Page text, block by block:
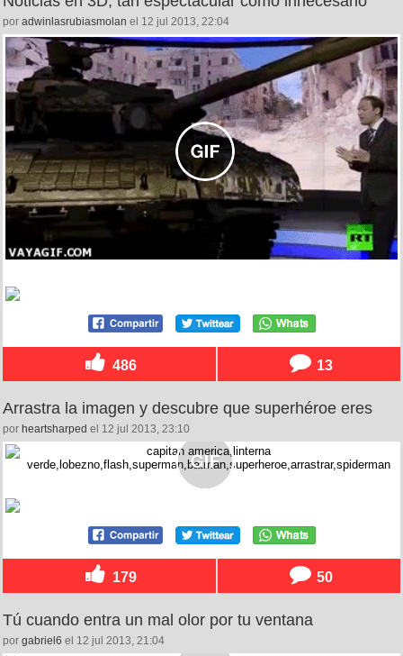
por adwinlasrubiasmolan el 12 jul 2013, 22:04
486 13
Arrastra la imagen y descubre que superhéroe eres
por heartsharped el 12 jul 2013, 23:10
179 50
Tú cuando entra un mal olor por tu ventana
por gabriel6 el 12 jul 2013, 21:04